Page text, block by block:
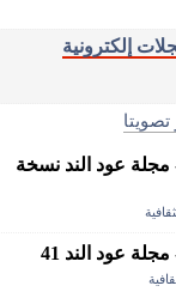
إلكترونية
تصويتا
مجلة عود الند نسخة
عود الند 41